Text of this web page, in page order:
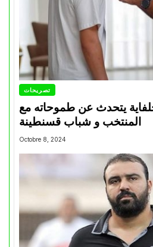
تصريحات
يتحدث عن طموحاته مع
المنتخب و شباب قسنطينة
Octobre 8, 2024